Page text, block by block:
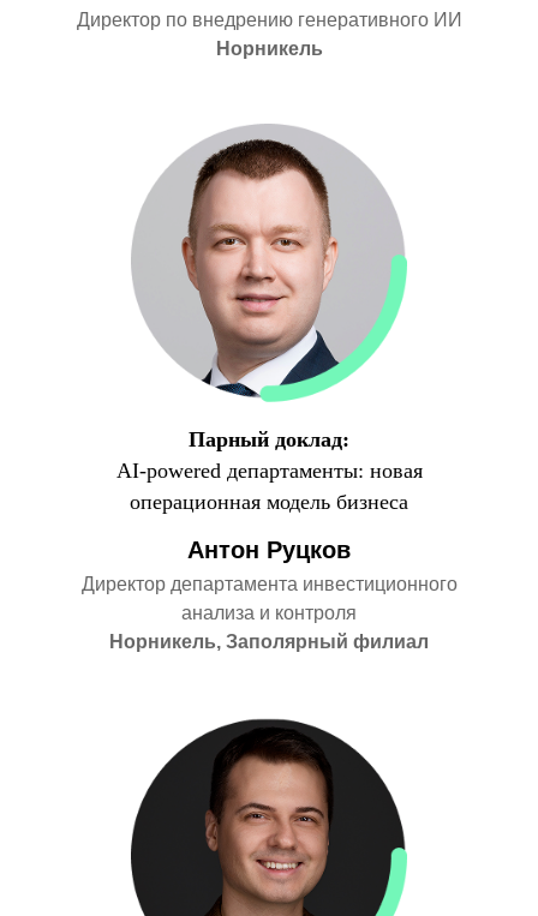
Директор по внедрению генеративного ИИ
Норникель
Парный доклад:
AI-powered департаменты: новая
операционная модель бизнеса
Антон Руцков
Директор департамента инвестиционного
анализа и контроля
Норникель, Заполярный филиал